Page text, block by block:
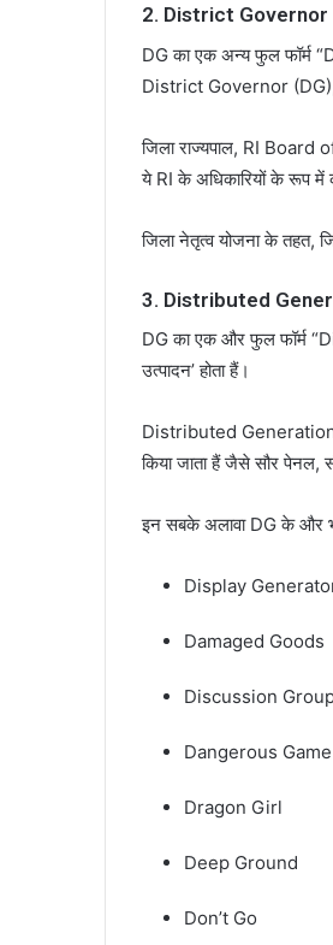
2. District Governor
DG का एक अन्य फुल फॉर्म
District Governor (DG),
जिला राज्यपाल, RI Board
ये RI के अधिकारियों के रूप में
जिला नेतृत्व योजना के तहत,
3. Distributed
DG का एक और फुल फॉर्म
उत्पादन’ होता हैं।
Distributed Generation
किया जाता हैं जैसे सौर पेनल,
इन सबके अलावा DG के और
Display
Damaged Goods
Discussion
Dangerous Game
Dragon Girl
Deep Ground
Don’t Go